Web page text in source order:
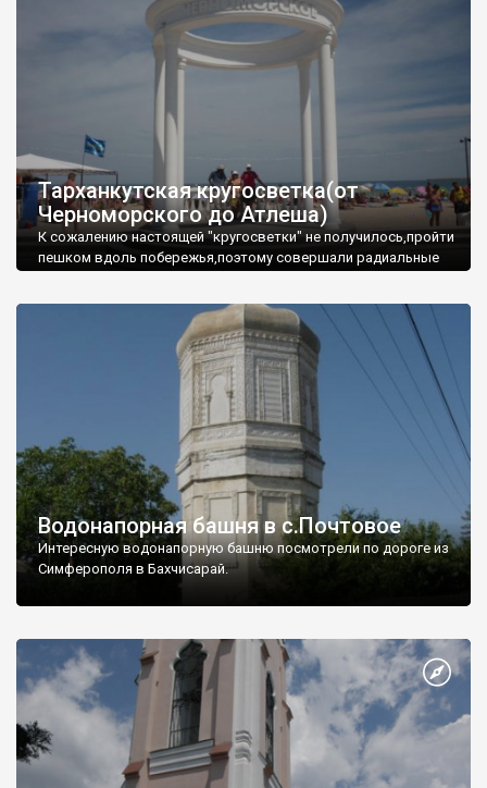
Тарханкутская кругосветка(от
Черноморского до Атлеша)
К сожалению настоящей "кругосветки" не получилось,пройти
пешком вдоль побережья,поэтому совершали радиальные
Водонапорная башня в с.Почтовое
Интересную водонапорную башню посмотрели по дороге из
Симферополя в Бахчисарай.